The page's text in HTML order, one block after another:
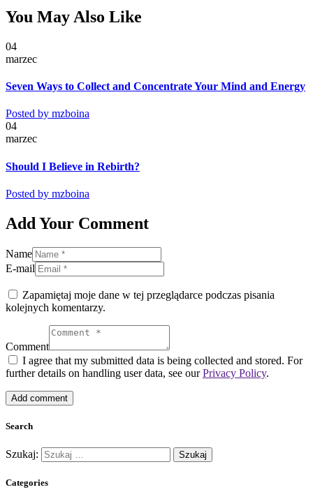
You May Also Like
04
marzec
Seven Ways to Collect and Concentrate Your Mind and Energy
Posted by mzboina
04
marzec
Should I Believe in Rebirth?
Posted by mzboina
Add Your Comment
Name
E-mail
Zapamiętaj moje dane w tej przeglądarce podczas pisania
kolejnych komentarzy.
Comment
I agree that my submitted data is being collected and stored. For
further details on handling user data, see ourPrivacy Policy.
Search
Szukaj:
Categories